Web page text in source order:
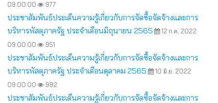
09:00:00
977
ประชาสัมพันธ์ประเด็นความรู้เกี่ยวกับการจัดซื้อจัดจ้างและการ
บริหารพัสดุภาครัฐ ประจำเดือนมิถุนายน 2565
12 ก.ค. 2022
09:00:00
951
ประชาสัมพันธ์ประเด็นความรู้เกี่ยวกับการจัดซื้อจัดจ้างและการ
บริหารพัสดุภาครัฐ ประจำเดือนตุลาคม 2565
10 มิ.ย. 2022
09:00:00
982
ประชาสัมพันธ์ประเด็นความรู้เกี่ยวกับการจัดซื้อจัดจ้างและการ